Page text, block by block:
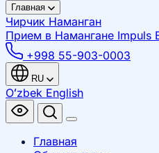
Главная
Чирчик Наманган
Прием в Намангане Impuls
+998 55-903-0003
RU
Oʻzbek English
Главная